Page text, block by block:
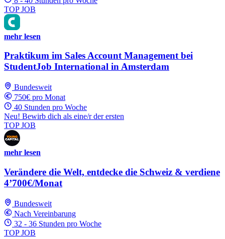
TOP JOB
mehr lesen
Praktikum im Sales Account Management bei
StudentJob International in Amsterdam
Bundesweit
750€ pro Monat
40 Stunden pro Woche
Neu! Bewirb dich als eine/r der ersten
TOP JOB
mehr lesen
Verändere die Welt, entdecke die Schweiz & verdiene
4’700€/Monat
Bundesweit
Nach Vereinbarung
32 - 36 Stunden pro Woche
TOP JOB